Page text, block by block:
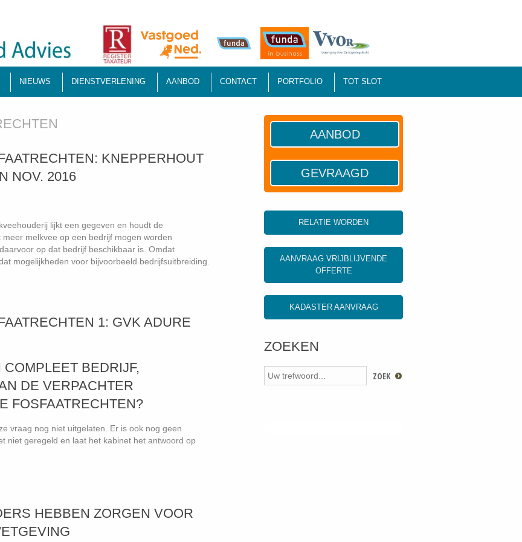
NIEUWS DIENSTVERLENING AANBOD CONTACT PORTFOLIO TOT SLOT
KNEPPERHOUT
NOV. 2016
lijkt een gegeven en houdt de
melkvee op een bedrijf mogen worden
op dat bedrijf beschikbaar is. Omdat
mogelijkheden voor bijvoorbeeld bedrijfsuitbreiding.
1: GVK ADURE
BEDRIJF,
DE VERPACHTER
FOSFAATRECHTEN?
vraag nog niet uitgelaten. Er is ook nog geen
niet geregeld en laat het kabinet het antwoord op
HEBBEN ZORGEN VOOR
AANBOD
GEVRAAGD
RELATIE WORDEN
AANVRAAG VRIJBLIJVENDE
OFFERTE
KADASTER AANVRAAG
ZOEKEN